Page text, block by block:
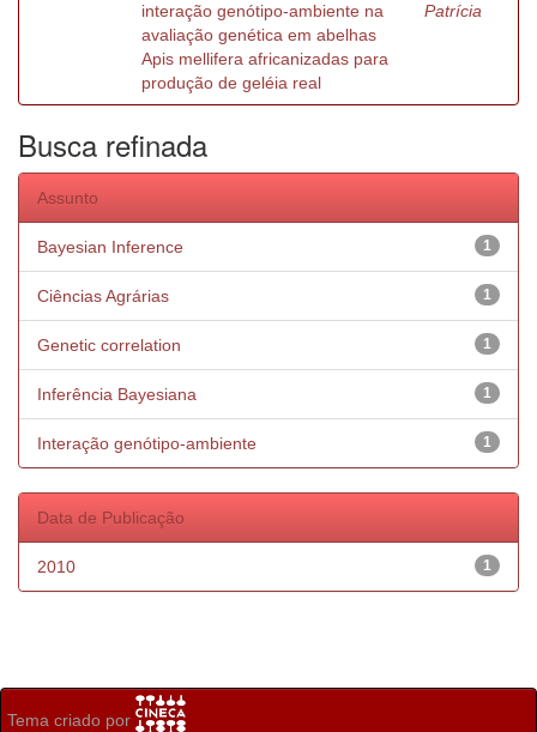
interação genótipo-ambiente na
avaliação genética em abelhas
Apis mellifera africanizadas para
produção de geléia real
Patrícia
Busca refinada
Assunto
1
Bayesian Inference
1
Ciências Agrárias
1
Genetic correlation
1
Inferência Bayesiana
1
Interação genótipo-ambiente
Data de Publicação
1
2010
Tema criado por